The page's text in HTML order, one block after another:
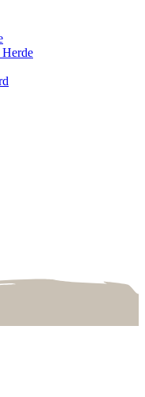
Herde